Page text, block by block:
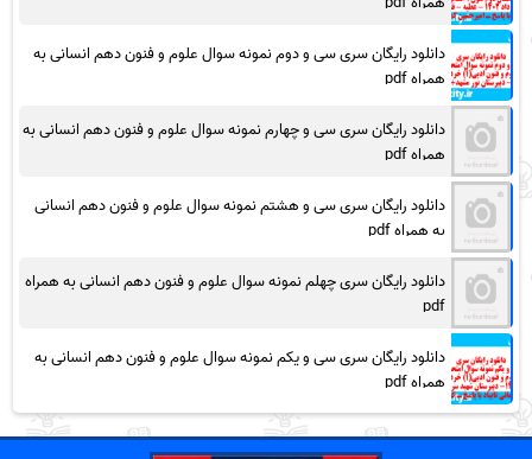
دانلود رایگان سری سی و دوم نمونه سوال علوم و فنون دهم انسانی به
همراه pdf
دانلود رایگان سری سی و چهارم نمونه سوال علوم و فنون دهم انسانی به
همراه pdf
دانلود رایگان سری سی و هشتم نمونه سوال علوم و فنون دهم انسانی
به همراه pdf
دانلود رایگان سری چهلم نمونه سوال علوم و فنون دهم انسانی به همراه
pdf
دانلود رایگان سری سی و یکم نمونه سوال علوم و فنون دهم انسانی به
همراه pdf